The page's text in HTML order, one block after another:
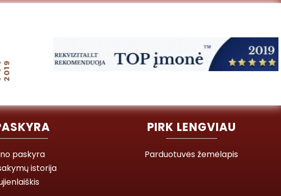
paskyra
istorija
PIRK LENGVIAU
Parduotuvės žemėlapis